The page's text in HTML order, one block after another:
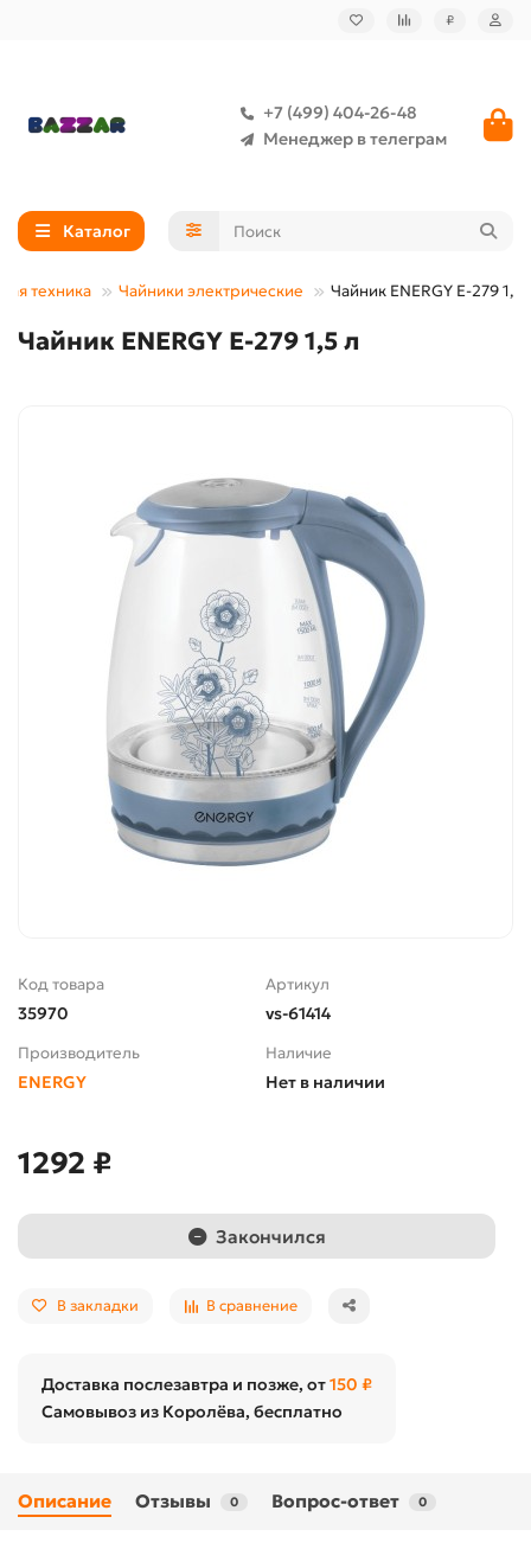
₽
+7 (499) 404-26-48
Менеджер в телеграм
Каталог
техника Чайники электрические Чайник ENERGY Е-279 1,5
Чайник ENERGY Е-279 1,5 л
Код товара
35970
Артикул
vs-61414
Производитель
ENERGY
Наличие
Нет в наличии
1292 ₽
Закончился
В закладки В сравнение
Доставка послезавтра и позже, от150 ₽
Самовывоз из Королёва, бесплатно
Описание Отзывы 0 Вопрос-ответ 0